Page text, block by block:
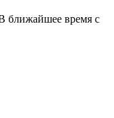
ближайшее время с